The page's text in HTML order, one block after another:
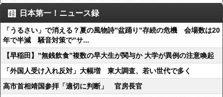
日本第一！ニュース録
「うるさい」で消える？夏の風物詩”盆踊り”存続の危機 会場数は20
年で半減 騒音対策で”サ...
【早稲田】”無銭飲食”複数の早大生が関与か 大学が異例の注意喚起
「外国人受け入れ反対」大幅増 東大調査、若い世代で多く
高市首相靖国参拝「適切に判断」 官房長官